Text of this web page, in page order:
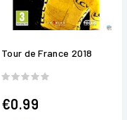
Tour de France 2018
€0.99